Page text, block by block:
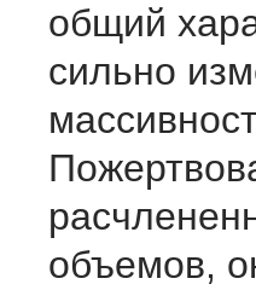
общий
сильно
объемов,